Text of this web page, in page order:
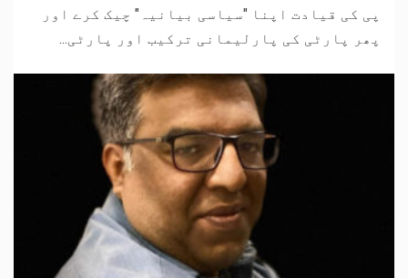
پی کی قیادت اپنا "سیاسی بیانیہ" چیک کرے اور
پھر پارٹی کی پارلیمانی ترکیب اور پارٹی...